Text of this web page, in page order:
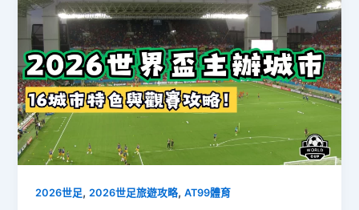
2026世足,2026世足旅遊攻略,AT99體育